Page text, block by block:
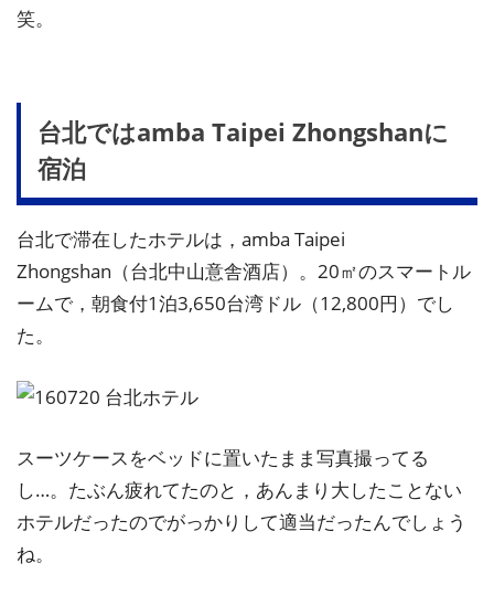
笑。
台北ではamba Taipei Zhongshanに
宿泊
台北で滞在したホテルは，amba Taipei
Zhongshan（台北中山意舎酒店）。20㎡のスマートル
ームで，朝食付1泊3,650台湾ドル（12,800円）でし
た。
スーツケースをベッドに置いたまま写真撮ってる
し…。たぶん疲れてたのと，あんまり大したことない
ホテルだったのでがっかりして適当だったんでしょう
ね。